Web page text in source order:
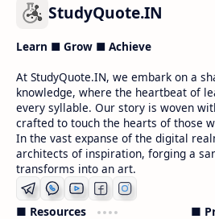
StudyQuote.IN
Learn ■ Grow ■ Achieve
At StudyQuote.IN, we embark on a
knowledge, where the heartbeat of
every syllable. Our story is woven
crafted to touch the hearts of those
In the vast expanse of the digital
architects of inspiration, forging a
transforms into an art.
■ Resources ■